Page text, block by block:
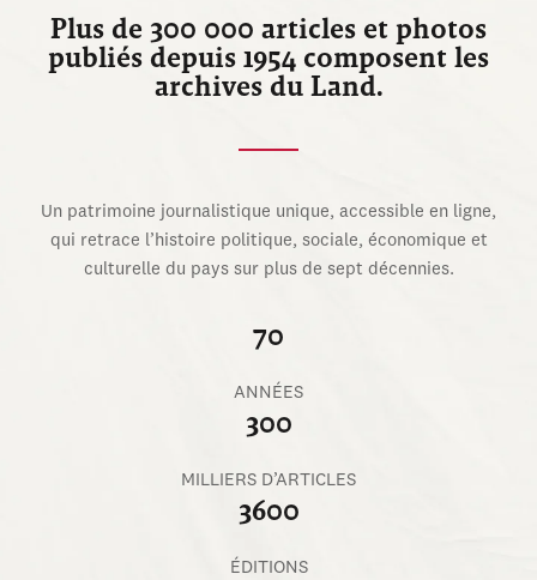
Plus de 300 000 articles et photos
publiés depuis 1954 composent les
archives du Land.
Un patrimoine journalistique unique, accessible en ligne,
qui retrace l’histoire politique, sociale, économique et
culturelle du pays sur plus de sept décennies.
70
ANNÉES
300
MILLIERS D’ARTICLES
3600
ÉDITIONS